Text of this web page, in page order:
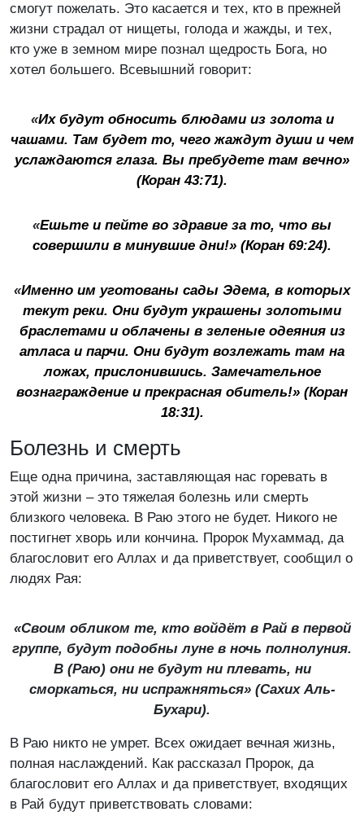
смогут пожелать. Это касается и тех, кто в прежней
жизни страдал от нищеты, голода и жажды, и тех,
кто уже в земном мире познал щедрость Бога, но
хотел большего. Всевышний говорит:
«Их будут обносить блюдами из золота и
чашами. Там будет то, чего жаждут души и чем
услаждаются глаза. Вы пребудете там вечно»
(Коран 43:71).
«Ешьте и пейте во здравие за то, что вы
совершили в минувшие дни!» (Коран 69:24).
«Именно им уготованы сады Эдема, в которых
текут реки. Они будут украшены золотыми
браслетами и облачены в зеленые одеяния из
атласа и парчи. Они будут возлежать там на
ложах, прислонившись. Замечательное
вознаграждение и прекрасная обитель!» (Коран
18:31).
Болезнь и смерть
Еще одна причина, заставляющая нас горевать в
этой жизни – это тяжелая болезнь или смерть
близкого человека. В Раю этого не будет. Никого не
постигнет хворь или кончина. Пророк Мухаммад, да
благословит его Аллах и да приветствует, сообщил о
людях Рая:
«Своим обликом те, кто войдёт в Рай в первой
группе, будут подобны луне в ночь полнолуния.
В (Раю) они не будут ни плевать, ни
сморкаться, ни испражняться» (Сахих Аль-
Бухари).
В Раю никто не умрет. Всех ожидает вечная жизнь,
полная наслаждений. Как рассказал Пророк, да
благословит его Аллах и да приветствует, входящих
в Рай будут приветствовать словами: